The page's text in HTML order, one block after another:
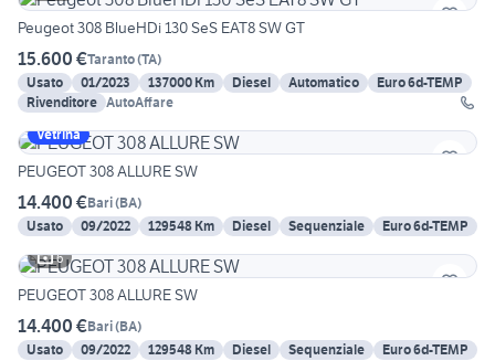
Peugeot 308 BlueHDi 130 SeS EAT8 SW GT
15.600 €Taranto(TA)
Usato
01/2023 137000 Km Diesel Automatico
Euro 6d-TEMP
Rivenditore AutoAffare
Vetrina
PEUGEOT 308 ALLURE SW
14.400 €Bari(BA)
Usato
09/2022 129548 Km Diesel Sequenziale
Euro 6d-TEMP
6
PEUGEOT 308 ALLURE SW
14.400 €Bari(BA)
Usato
09/2022 129548 Km Diesel Sequenziale
Euro 6d-TEMP